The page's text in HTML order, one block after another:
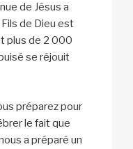
de Jésus a
de Dieu est
plus de 2 000
se réjouit
préparez pour
le fait que
a préparé un